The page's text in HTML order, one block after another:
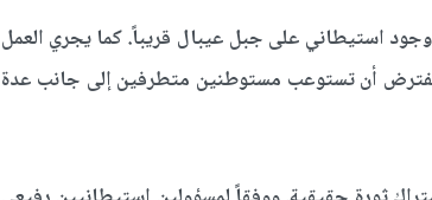
استيطاني على جبل عيبال قريباً. كما يجري العمل
أن تستوعب مستوطنين متطرفين إلى جانب عدة